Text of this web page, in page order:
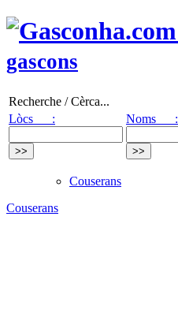
gascons
Recherche / Cèrca...
Lòcs :
Noms :
Couserans
Couserans